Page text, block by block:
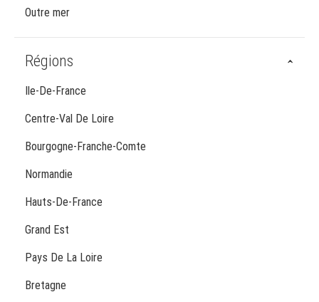
Outre mer
Régions
Ile-De-France
Centre-Val De Loire
Bourgogne-Franche-Comte
Normandie
Hauts-De-France
Grand Est
Pays De La Loire
Bretagne